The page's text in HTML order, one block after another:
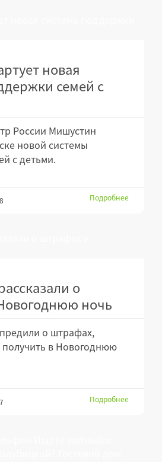
новая
семей с
России Мишустин
новой системы
с детьми.
Подробнее
о
ночь
о штрафах,
в Новогоднюю
Подробнее